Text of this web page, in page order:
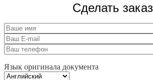
Сделать заказ
Язык оригинала документа